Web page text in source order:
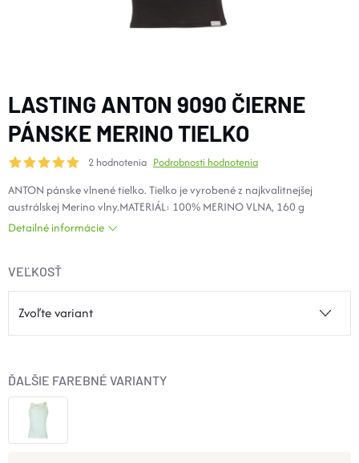
TOPÁNKY a PONOŽKY
CYKLISTIKA
Značky
Obchodné podmienky
Kontakty
LASTING ANTON 9090 ČIERNE
PÁNSKE MERINO TIELKO
2 hodnotenia Podrobnosti hodnotenia
ANTON pánske vlnené tielko. Tielko je vyrobené z najkvalitnejšej
austrálskej Merino vlny.MATERIÁL: 100% MERINO VLNA, 160 g
Detailné informácie
VEĽKOSŤ
ĎALŠIE FAREBNÉ VARIANTY